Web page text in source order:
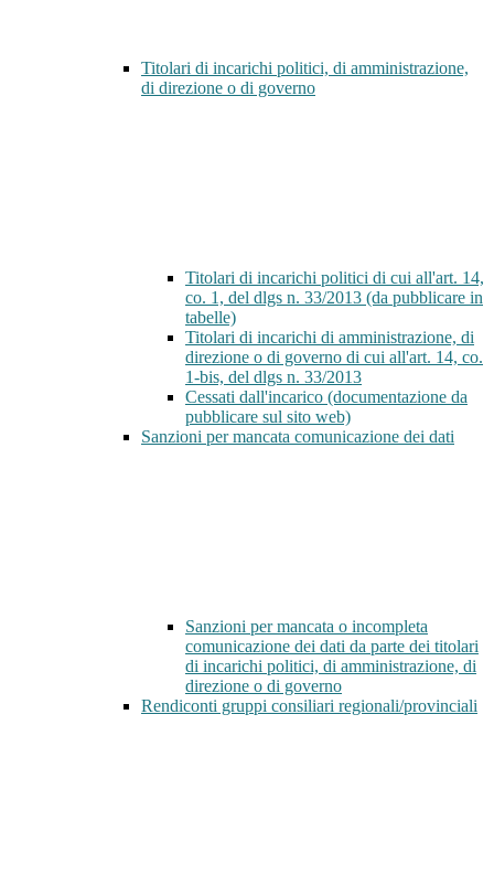
Titolari di incarichi politici, di amministrazione,
di direzione o di governo
Titolari di incarichi politici di cui all'art. 14,
co. 1, del dlgs n. 33/2013 (da pubblicare in
tabelle)
Titolari di incarichi di amministrazione, di
direzione o di governo di cui all'art. 14, co.
1-bis, del dlgs n. 33/2013
Cessati dall'incarico (documentazione da
pubblicare sul sito web)
Sanzioni per mancata comunicazione dei dati
Sanzioni per mancata o incompleta
comunicazione dei dati da parte dei titolari
di incarichi politici, di amministrazione, di
direzione o di governo
Rendiconti gruppi consiliari regionali/provinciali